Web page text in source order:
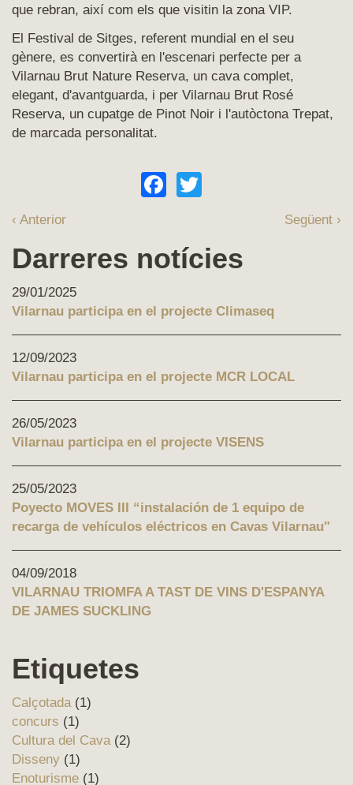
que rebran, així com els que visitin la zona VIP.
El Festival de Sitges, referent mundial en el seu
gènere, es convertirà en l'escenari perfecte per a
Vilarnau Brut Nature Reserva, un cava complet,
elegant, d'avantguarda, i per Vilarnau Brut Rosé
Reserva, un cupatge de Pinot Noir i l'autòctona Trepat,
de marcada personalitat.
Facebook
‹ Anterior Següent ›
Darreres notícies
29/01/2025
Vilarnau participa en el projecte Climaseq
12/09/2023
Vilarnau participa en el projecte MCR LOCAL
26/05/2023
Vilarnau participa en el projecte VISENS
25/05/2023
Poyecto MOVES III “instalación de 1 equipo de
recarga de vehículos eléctricos en Cavas Vilarnau"
04/09/2018
VILARNAU TRIOMFA A TAST DE VINS D'ESPANYA
DE JAMES SUCKLING
Etiquetes
Calçotada (1)
concurs (1)
Cultura del Cava (2)
Disseny (1)
Enoturisme (1)